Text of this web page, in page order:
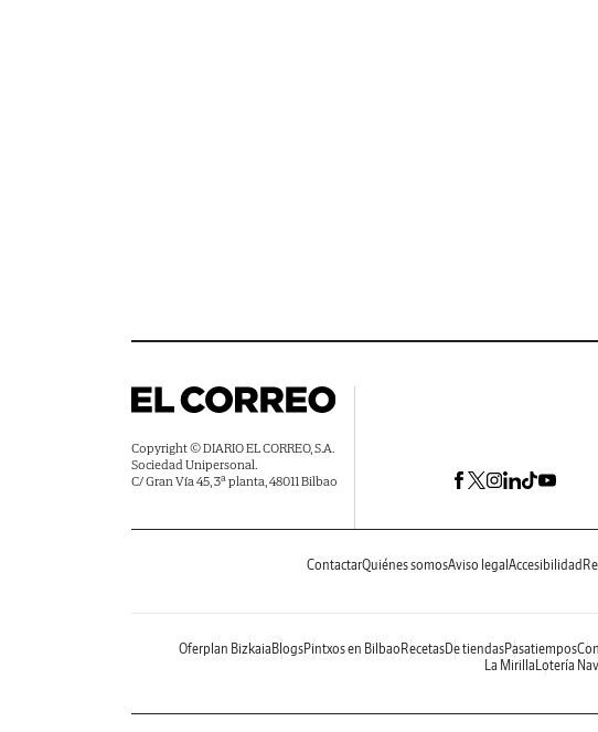
Copyright © DIARIO EL CORREO, S.A.
Sociedad Unipersonal.
C/ Gran Vía 45, 3ª planta, 48011 Bilbao
ContactarQuiénes somosAviso legal Accesibilidad
Oferplan Bizkaia BlogsPintxos en Bilbao RecetasDe tiendasPasatiempos
La Mirilla Lotería